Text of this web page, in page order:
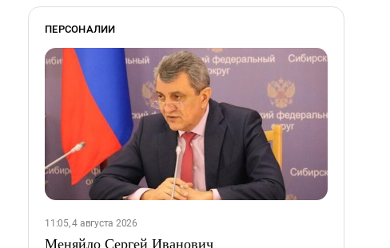
ПЕРСОНАЛИИ
11:05, 4 августа 2026
Меняйло Сергей Иванович